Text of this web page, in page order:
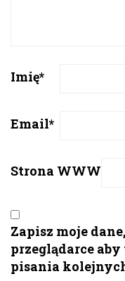
Imię*
Email*
Strona WWW
Zapisz moje
przeglądarce
pisania